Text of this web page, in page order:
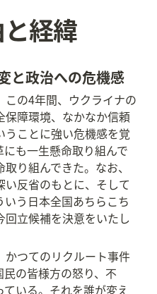
経緯
と政治への危機感
の4年間、ウクライナの
障環境、なかなか信頼
うことに強い危機感を覚
も一生懸命取り組んで
り組んできた。なお、
反省のもとに、そして
う日本全国あちらこち
回立候補を決意をいたし
かつてのリクルート事件
の皆様方の怒り、不
いる。それを誰が変え